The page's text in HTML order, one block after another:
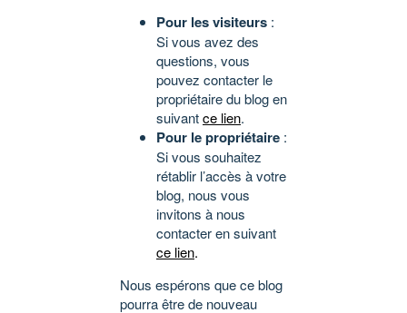
Pour les visiteurs :
Si vous avez des
questions, vous
pouvez contacter le
propriétaire du blog en
suivantce lien.
Pour le propriétaire :
Si vous souhaitez
rétablir l’accès à votre
blog, nous vous
invitons à nous
contacter en suivant
ce lien.
Nous espérons que ce blog
pourra être de nouveau